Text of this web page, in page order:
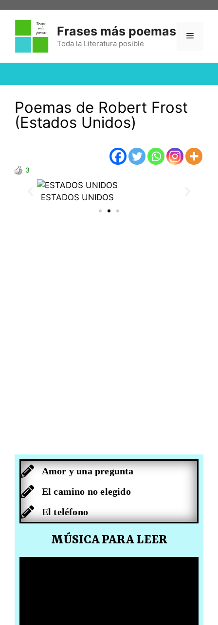
Frases más poemas
Toda la Literatura posible
Poemas de Robert Frost
(Estados Unidos)
3
ROBERT FROST
Amor y una pregunta
El camino no elegido
El teléfono
MÚSICA PARA LEER